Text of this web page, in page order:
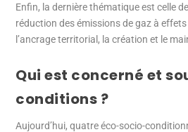
Enfin, la dernière thématique est celle
réduction des émissions de gaz à effets
l’ancrage territorial, la création et le
Qui est concerné et
conditions ?
Aujourd’hui, quatre éco-socio-